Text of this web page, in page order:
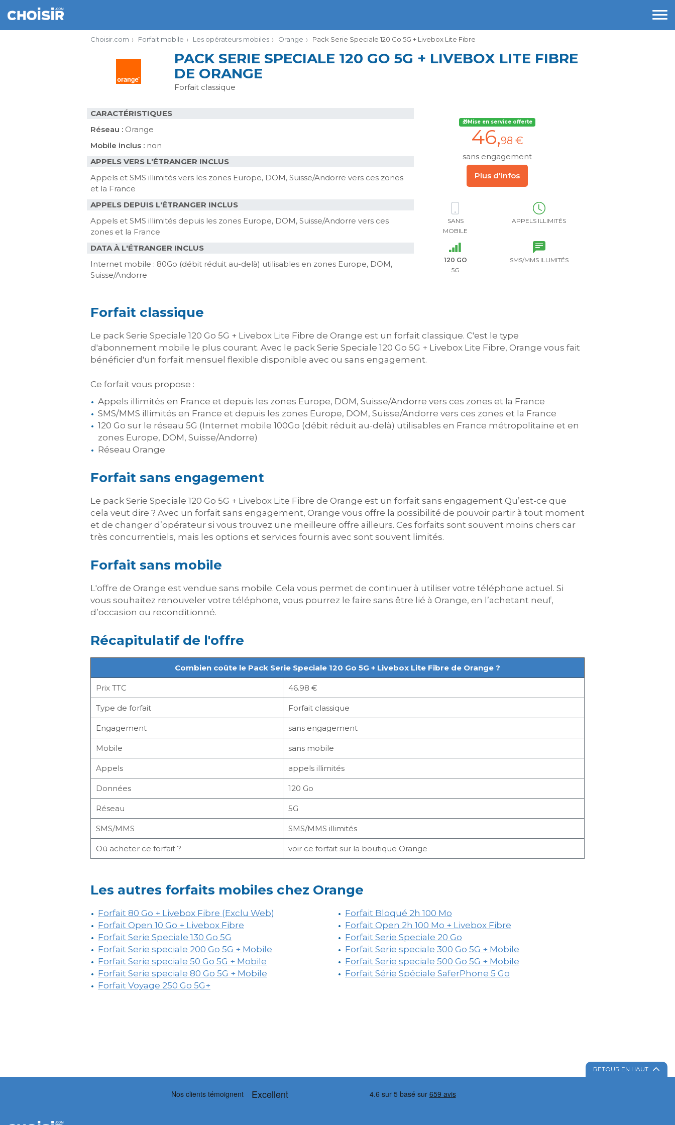
Choisir.com Forfait mobile Les opérateurs mobiles Orange Pack Serie Speciale 120 Go 5G + Livebox Lite Fibre
PACK SERIE SPECIALE 120 GO 5G + LIVEBOX LITE FIBRE
DE ORANGE
Forfait classique
🎁Mise en service offerte
46,98 €
sans engagement
Plus d'infos
SANS
MOBILE
APPELS ILLIMITÉS
120 GO
5G
SMS/MMS ILLIMITÉS
CARACTÉRISTIQUES
Réseau : Orange
Mobile inclus : non
APPELS VERS L'ÉTRANGER INCLUS
Appels et SMS illimités vers les zones Europe, DOM, Suisse/Andorre vers ces zones
et la France
APPELS DEPUIS L'ÉTRANGER INCLUS
Appels et SMS illimités depuis les zones Europe, DOM, Suisse/Andorre vers ces
zones et la France
DATA À L'ÉTRANGER INCLUS
Internet mobile : 80Go (débit réduit au-delà) utilisables en zones Europe, DOM,
Suisse/Andorre
Forfait classique
Le pack Serie Speciale 120 Go 5G + Livebox Lite Fibre de Orange est un forfait classique. C'est le type
d'abonnement mobile le plus courant. Avec le pack Serie Speciale 120 Go 5G + Livebox Lite Fibre, Orange vous fait
bénéficier d'un forfait mensuel flexible disponible avec ou sans engagement.
Ce forfait vous propose :
Appels illimités en France et depuis les zones Europe, DOM, Suisse/Andorre vers ces zones et la France
SMS/MMS illimités en France et depuis les zones Europe, DOM, Suisse/Andorre vers ces zones et la France
120 Go sur le réseau 5G (Internet mobile 100Go (débit réduit au-delà) utilisables en France métropolitaine et en
zones Europe, DOM, Suisse/Andorre)
Réseau Orange
Forfait sans engagement
Le pack Serie Speciale 120 Go 5G + Livebox Lite Fibre de Orange est un forfait sans engagement Qu’est-ce que
cela veut dire ? Avec un forfait sans engagement, Orange vous offre la possibilité de pouvoir partir à tout moment
et de changer d’opérateur si vous trouvez une meilleure offre ailleurs. Ces forfaits sont souvent moins chers car
très concurrentiels, mais les options et services fournis avec sont souvent limités.
Forfait sans mobile
L'offre de Orange est vendue sans mobile. Cela vous permet de continuer à utiliser votre téléphone actuel. Si
vous souhaitez renouveler votre téléphone, vous pourrez le faire sans être lié à Orange, en l’achetant neuf,
d’occasion ou reconditionné.
Récapitulatif de l'offre
Combien coûte le Pack Serie Speciale 120 Go 5G + Livebox Lite Fibre de Orange ?
Prix TTC 46.98 €
Type de forfait Forfait classique
Engagement sans engagement
Mobile sans mobile
Appels appels illimités
Données 120 Go
Réseau 5G
SMS/MMS SMS/MMS illimités
Où acheter ce forfait ? voir ce forfait sur la boutique Orange
Les autres forfaits mobiles chez Orange
Forfait 80 Go + Livebox Fibre (Exclu Web)
Forfait Bloqué 2h 100 Mo
Forfait Open 10 Go + Livebox Fibre
Forfait Open 2h 100 Mo + Livebox Fibre
Forfait Serie Speciale 130 Go 5G
Forfait Serie Speciale 20 Go
Forfait Serie speciale 200 Go 5G + Mobile
Forfait Serie speciale 300 Go 5G + Mobile
Forfait Serie speciale 50 Go 5G + Mobile
Forfait Serie speciale 500 Go 5G + Mobile
Forfait Serie speciale 80 Go 5G + Mobile
Forfait Série Spéciale SaferPhone 5 Go
Forfait Voyage 250 Go 5G+
RETOUR EN HAUT